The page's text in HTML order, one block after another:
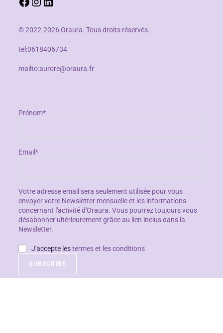
© 2022-2026 Oraura. Tous droits réservés.
tel:0618406734
mailto:aurore@oraura.fr
Prénom*
Email*
Votre adresse email sera seulement utilisée pour vous
envoyer votre Newsletter mensuelle et les informations
concernant l'activité d'Oraura. Vous pourrez toujours vous
désabonner ultérieurement grâce au lien inclus dans la
Newsletter.
J'accepte lestermes et les conditions